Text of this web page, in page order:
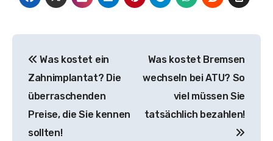
Was kostet ein
Zahnimplantat? Die
überraschenden
Preise, die Sie kennen
sollten!
Was kostet Bremsen
wechseln bei ATU? So
viel müssen Sie
tatsächlich bezahlen!